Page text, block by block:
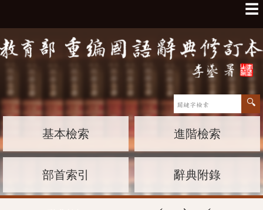
☰
基本檢索 進階檢索
部首索引 辭典附錄